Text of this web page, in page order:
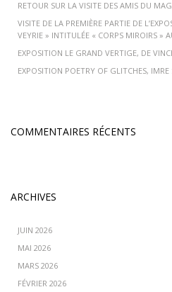
RETOUR SUR LA VISITE DES AMIS DU
VISITE DE LA PREMIÈRE PARTIE DE
VEYRIE » INTITULÉE « CORPS MIROIRS »
EXPOSITION LE GRAND VERTIGE, DE
EXPOSITION POETRY OF GLITCHES,
COMMENTAIRES RÉCENTS
ARCHIVES
JUIN 2026
MAI 2026
MARS 2026
FÉVRIER 2026